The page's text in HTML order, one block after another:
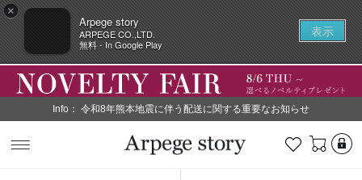
×
Arpege story
ARPEGE CO.,LTD.
無料 - In Google Play
表示
Info： 令和8年熊本地震に伴う配送に関する重要なお知らせ
お気に入り